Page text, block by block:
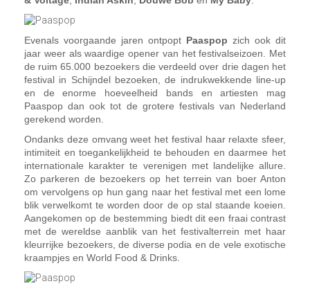
Evenals voorgaande jaren ontpopt Paaspop zich ook dit
jaar weer als waardige opener van het festivalseizoen. Met
de ruim 65.000 bezoekers die verdeeld over drie dagen het
festival in Schijndel bezoeken, de indrukwekkende line-up
en de enorme hoeveelheid bands en artiesten mag
Paaspop dan ook tot de grotere festivals van Nederland
gerekend worden.
Ondanks deze omvang weet het festival haar relaxte sfeer,
intimiteit en toegankelijkheid te behouden en daarmee het
internationale karakter te verenigen met landelijke allure.
Zo parkeren de bezoekers op het terrein van boer Anton
om vervolgens op hun gang naar het festival met een lome
blik verwelkomt te worden door de op stal staande koeien.
Aangekomen op de bestemming biedt dit een fraai contrast
met de wereldse aanblik van het festivalterrein met haar
kleurrijke bezoekers, de diverse podia en de vele exotische
kraampjes en World Food & Drinks.